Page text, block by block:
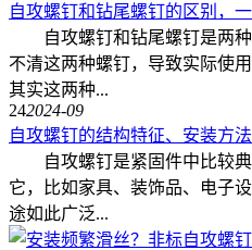
自攻螺钉和钻尾螺钉的区别，一
自攻螺钉和钻尾螺钉是两种
不清这两种螺钉，导致实际使
其实这两种...
242024-09
自攻螺钉的结构特征、安装方
自攻螺钉是紧固件中比较典
它，比如家具、装饰品、电子
途如此广泛...